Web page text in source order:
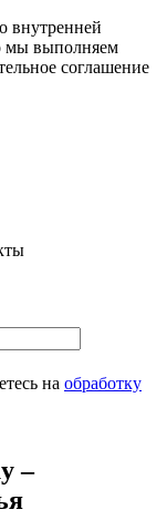
внутренней
мы выполняем
соглашение
на обработку
–